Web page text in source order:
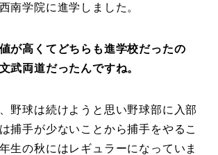
南学院に進学しました。
が高くてどちらも進学校だったの
武両道だったんですね。
野球は続けようと思い野球部に入部
捕手が少ないことから捕手をやるこ
生の秋にはレギュラーになっていま